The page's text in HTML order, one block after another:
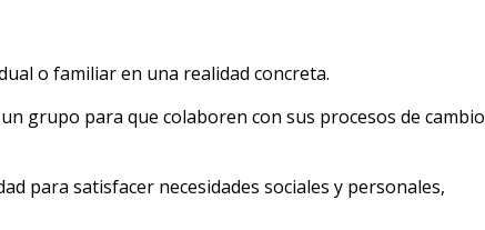
o familiar en una realidad concreta.
grupo para que colaboren con sus procesos de cambio
para satisfacer necesidades sociales y personales,